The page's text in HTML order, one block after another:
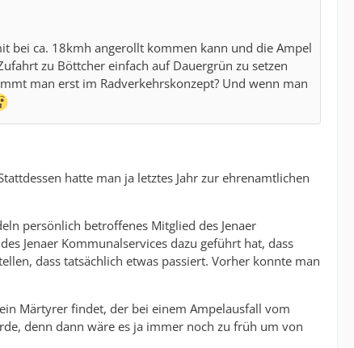
bei ca. 18kmh angerollt kommen kann und die Ampel
zu Böttcher einfach auf Dauergrün zu setzen
man erst im Radverkehrskonzept? Und wenn man
hatte man ja letztes Jahr zur ehrenamtlichen
persönlich betroffenes Mitglied des Jenaer
Jenaer Kommunalservices dazu geführt hat, dass
dass tatsächlich etwas passiert. Vorher konnte man
Märtyrer findet, der bei einem Ampelausfall vom
denn dann wäre es ja immer noch zu früh um von